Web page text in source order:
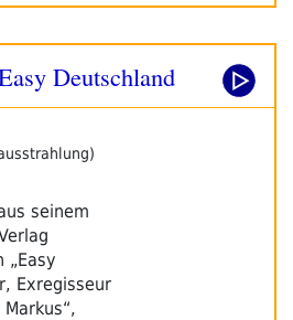
Deutschland
seinem
„Easy
Exregisseur